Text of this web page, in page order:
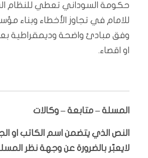
حكومة السوداني تعطي للنظام
للامام في تجاوز الأخطاء وبناء
وفق مبادئ واضحة وديمقراطية
او اقصاء.
المسلة – متابعة – وكالات
النص الذي يتضمن اسم الكاتب او
لايعبّر بالضرورة عن وجهة نظر